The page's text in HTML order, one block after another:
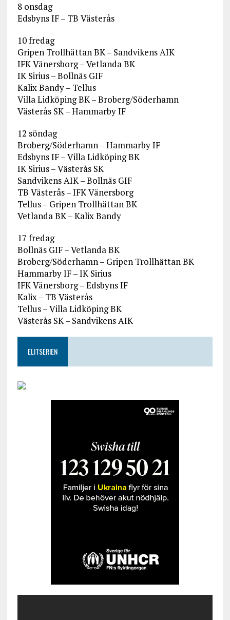
8 onsdag
Edsbyns IF – TB Västerås
10 fredag
Gripen Trollhättan BK – Sandvikens AIK
IFK Vänersborg – Vetlanda BK
IK Sirius – Bollnäs GIF
Kalix Bandy – Tellus
Villa Lidköping BK – Broberg/Söderhamn
Västerås SK – Hammarby IF
12 söndag
Broberg/Söderhamn – Hammarby IF
Edsbyns IF – Villa Lidköping BK
IK Sirius – Västerås SK
Sandvikens AIK – Bollnäs GIF
TB Västerås – IFK Vänersborg
Tellus – Gripen Trollhättan BK
Vetlanda BK – Kalix Bandy
17 fredag
Bollnäs GIF – Vetlanda BK
Broberg/Söderhamn – Gripen Trollhättan BK
Hammarby IF – IK Sirius
IFK Vänersborg – Edsbyns IF
Kalix – TB Västerås
Tellus – Villa Lidköping BK
Västerås SK – Sandvikens AIK
ELITSERIEN